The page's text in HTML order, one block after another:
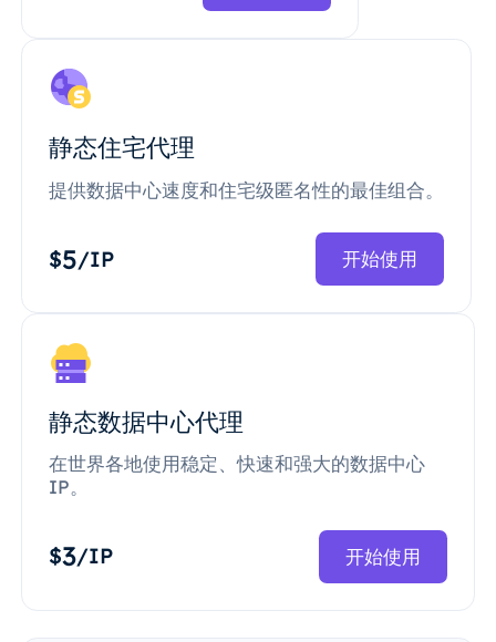
静态住宅代理
提供数据中心速度和住宅级匿名性的最佳组合。
$5/IP 开始使用
静态数据中心代理
在世界各地使用稳定、快速和强大的数据中心
IP。
$3/IP 开始使用